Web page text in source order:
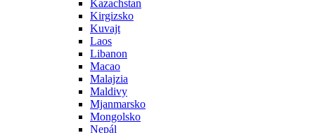
Kazachstan
Kirgizsko
Kuvajt
Laos
Libanon
Macao
Malajzia
Maldivy
Mjanmarsko
Mongolsko
Nepál